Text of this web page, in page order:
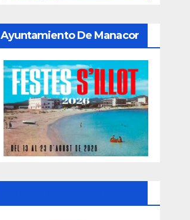
Ayuntamiento De Manacor